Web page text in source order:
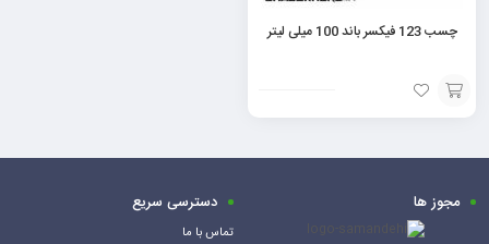
چسب 123 فیکسر باند 100 میلی لیتر
افزودن
به
مجوز ها دسترسی سریع
تماس با ما